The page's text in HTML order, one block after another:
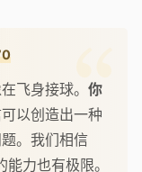
飞身接球。你
以创造出一种
。我们相信
力也有极限。